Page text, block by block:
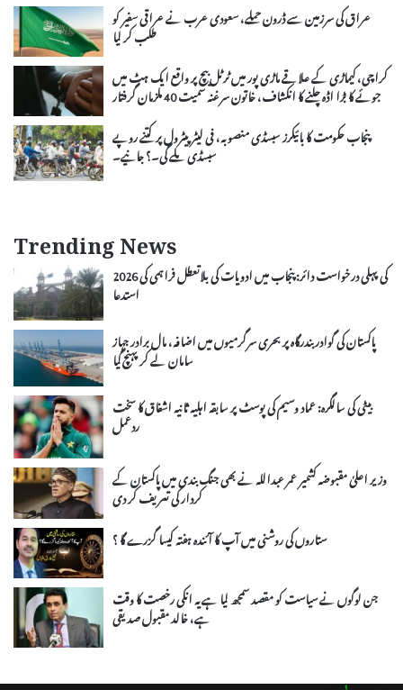
عراق کی سرزمین سے ڈرون حملے، سعودی عرب نے عراقی سفیر کو
طلب کر لیا
کراچی، کیماڑی کے علاقے ماڑی پور میں ٹرٹل بیچ پر واقع ایک ہٹ میں
جوئے کا بڑا اڈہ چلنے کا انکشاف، خاتون سرغنہ سمیت 40 ملزمان گرفتار
پنجاب حکومت کا بائیکرز سبسڈی منصوبہ، فی لیٹر پیٹرول پر کتنے روپے
سبسڈی ملے گی۔؟ جانیے۔
Trending News
2026 کی پہلی درخواست دائر: پنجاب میں ادویات کی بلاتعطل فراہمی کی
استدعا
پاکستان کی گوادر بندرگاہ پر بحری سرگرمیوں میں اضافہ، مال برادر جہاز
سامان لے کر پہنچ گیا
بیٹی کی سالگرہ: عماد وسیم کی پوسٹ پر سابقہ اہلیہ ثانیہ اشفاق کا سخت
ردعمل
وزیر اعلیٰ مقبوضہ کشمیر عمر عبداللہ نے بھی جنگ بندی میں پاکستان کے
کردار کی تعریف کر دی
ستاروں کی روشنی میں آپ کا آئندہ ہفتہ کیسا گزرے گا ؟
جن لوگوں نے سیاست کو مقصد سمجھ لیا ہے یہ انکی رخصت کا وقت
ہے، خالد مقبول صدیقی